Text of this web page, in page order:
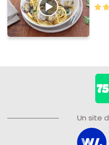
Un site